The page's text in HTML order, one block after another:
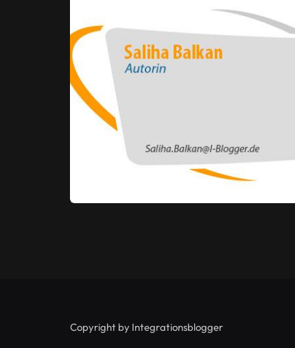
Copyright by Integrationsblogger